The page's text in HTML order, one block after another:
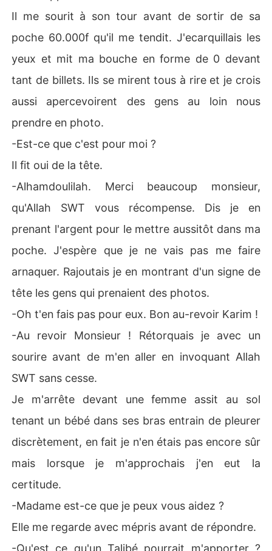
Il me sourit à son tour avant de sortir de sa
poche 60.000f qu'il me tendit. J'ecarquillais les
yeux et mit ma bouche en forme de 0 devant
tant de billets. Ils se mirent tous à rire et je crois
aussi apercevoirent des gens au loin nous
prendre en photo.
-Est-ce que c'est pour moi ?
Il fit oui de la tête.
-Alhamdoulilah. Merci beaucoup monsieur,
qu'Allah SWT vous récompense. Dis je en
prenant l'argent pour le mettre aussitôt dans ma
poche. J'espère que je ne vais pas me faire
arnaquer. Rajoutais je en montrant d'un signe de
tête les gens qui prenaient des photos.
-Oh t'en fais pas pour eux. Bon au-revoir Karim !
-Au revoir Monsieur ! Rétorquais je avec un
sourire avant de m'en aller en invoquant Allah
SWT sans cesse.
Je m'arrête devant une femme assit au sol
tenant un bébé dans ses bras entrain de pleurer
discrètement, en fait je n'en étais pas encore sûr
mais lorsque je m'approchais j'en eut la
certitude.
-Madame est-ce que je peux vous aidez ?
Elle me regarde avec mépris avant de répondre.
-Qu'est ce qu'un Talibé pourrait m'apporter ?